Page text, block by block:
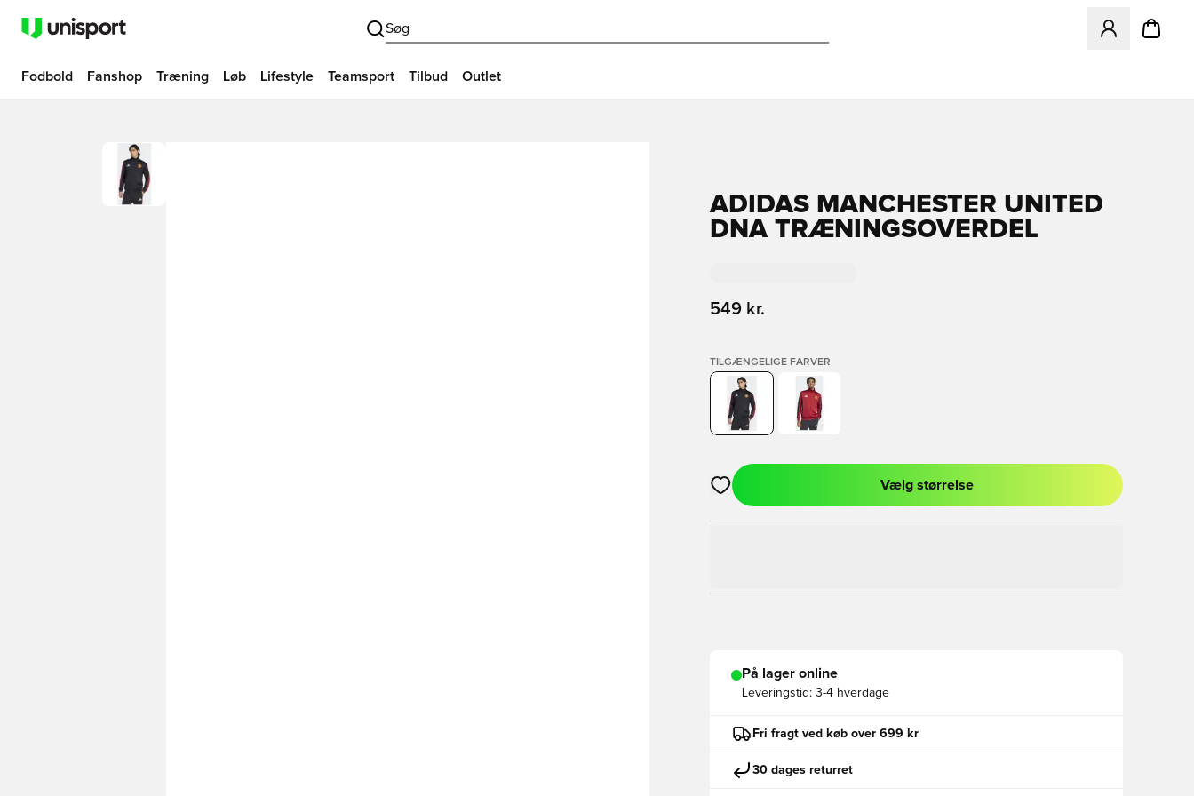
Søg
Åbner en
Fodbold Fanshop Træning Løb Lifestyle Teamsport Tilbud Outlet
ADIDAS MANCHESTER UNITED
DNA TRÆNINGSOVERDEL
549 kr.
TILGÆNGELIGE FARVER
Åbner en Modal til at logge ind eller tilmelde dig som medlem
Vælg størrelse
På lager online
Leveringstid: 3-4 hverdage
Fri fragt ved køb over 699 kr
30 dages returret